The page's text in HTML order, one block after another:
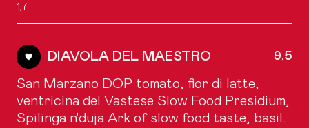
1,7
DIAVOLA DEL MAESTRO 9,5
San Marzano DOP tomato, fior di latte,
ventricina del Vastese Slow Food Presidium,
Spilinga n'duja Ark of slow food taste, basil.